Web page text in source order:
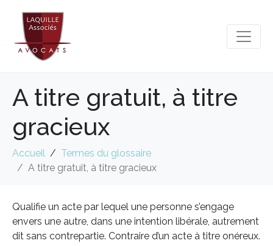
A titre gratuit, à titre
gracieux
Accueil
Termes du glossaire
A titre gratuit, à titre gracieux
Qualifie un acte par lequel une personne s’engage
envers une autre, dans une intention libérale, autrement
dit sans contrepartie. Contraire d’un acte à titre onéreux.